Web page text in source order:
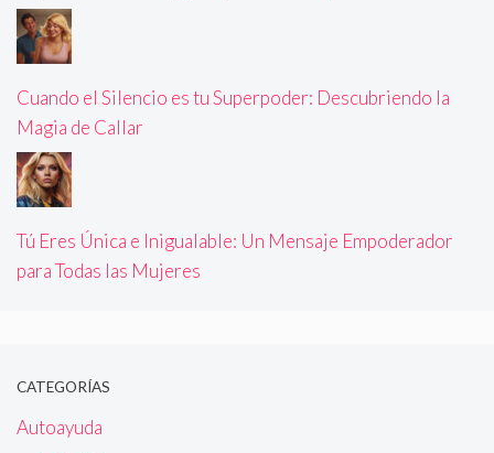
Cuando el Silencio es tu Superpoder: Descubriendo la
Magia de Callar
Tú Eres Única e Inigualable: Un Mensaje Empoderador
para Todas las Mujeres
CATEGORÍAS
Autoayuda